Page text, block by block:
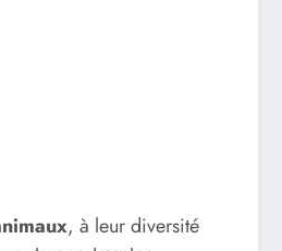
, à leur diversité